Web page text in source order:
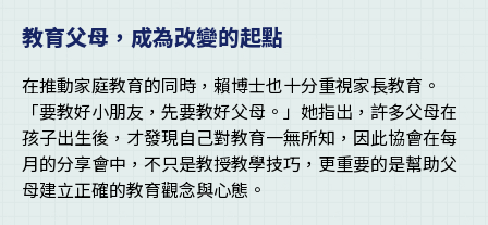
教育父母，成為改變的起點
在推動家庭教育的同時，賴博士也十分重視家長教育。
「要教好小朋友，先要教好父母。」她指出，許多父母在
孩子出生後，才發現自己對教育一無所知，因此協會在每
月的分享會中，不只是教授教學技巧，更重要的是幫助父
母建立正確的教育觀念與心態。